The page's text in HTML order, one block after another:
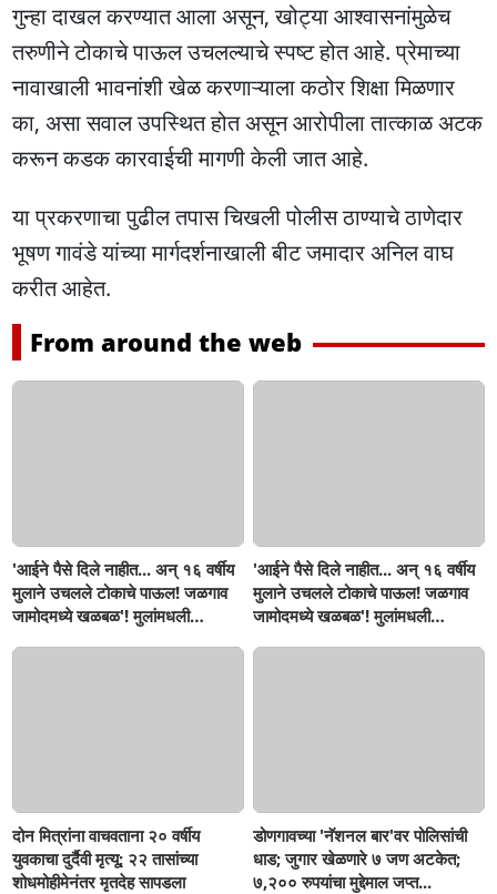
गुन्हा दाखल करण्यात आला असून, खोट्या आश्वासनांमुळेच
तरुणीने टोकाचे पाऊल उचलल्याचे स्पष्ट होत आहे. प्रेमाच्या
नावाखाली भावनांशी खेळ करणाऱ्याला कठोर शिक्षा मिळणार
का, असा सवाल उपस्थित होत असून आरोपीला तात्काळ अटक
करून कडक कारवाईची मागणी केली जात आहे.
या प्रकरणाचा पुढील तपास चिखली पोलीस ठाण्याचे ठाणेदार
भूषण गावंडे यांच्या मार्गदर्शनाखाली बीट जमादार अनिल वाघ
करीत आहेत.
From around the web
'आईने पैसे दिले नाहीत... अन् १६ वर्षीय
मुलाने उचलले टोकाचे पाऊल! जळगाव
जामोदमध्ये खळबळ'! मुलांमधली
'आईने पैसे दिले नाहीत... अन् १६ वर्षीय
मुलाने उचलले टोकाचे पाऊल! जळगाव
जामोदमध्ये खळबळ'! मुलांमधली
दोन मित्रांना वाचवताना २० वर्षीय
युवकाचा दुर्दैवी मृत्यू; २२ तासांच्या
शोधमोहीमेनंतर मृतदेह सापडला
डोणगावच्या 'नॅशनल बार'वर पोलिसांची
धाड; जुगार खेळणारे ७ जण अटकेत;
७,२०० रुपयांचा मुद्देमाल जप्त...